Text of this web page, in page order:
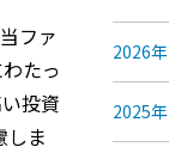
ファ
たっ
投資
しま
2026年
2025年